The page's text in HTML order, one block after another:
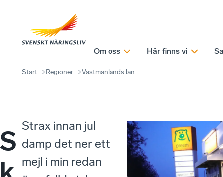
Om oss Här finns vi
Start Regioner Västmanlands län
S
Strax innan jul
damp det ner ett
mejl i min redan